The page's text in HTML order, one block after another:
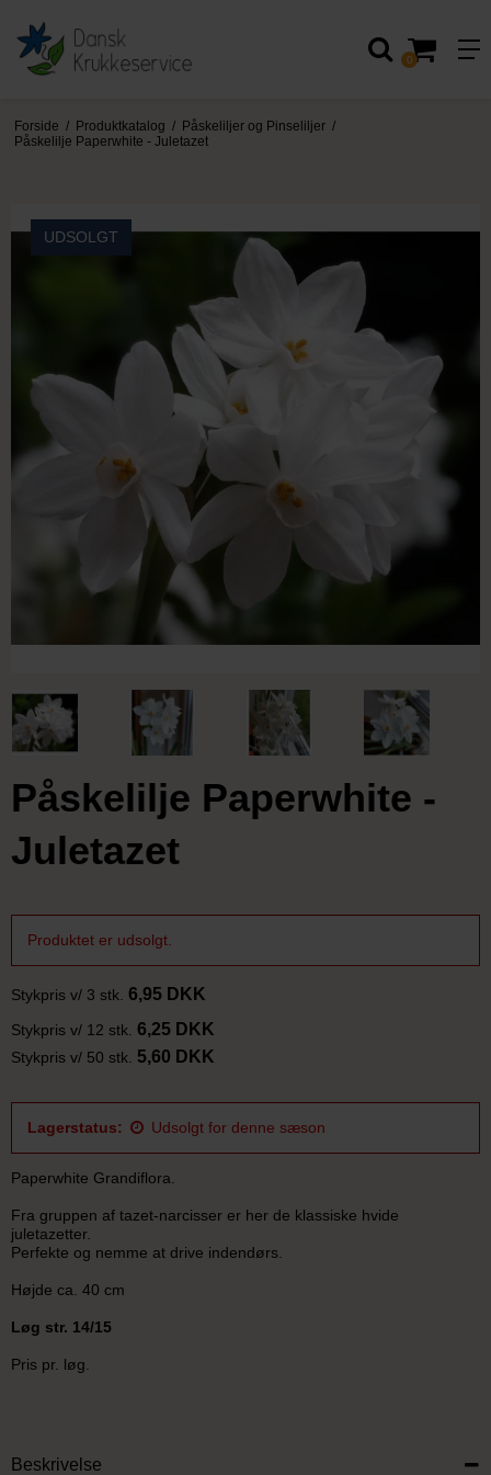
0
Forside / Produktkatalog / Påskeliljer og Pinseliljer /
Påskelilje Paperwhite - Juletazet
UDSOLGT
Påskelilje Paperwhite -
Juletazet
Produktet er udsolgt.
Stykpris v/ 3 stk. 6,95 DKK
Stykpris v/ 12 stk. 6,25 DKK
Stykpris v/ 50 stk. 5,60 DKK
Lagerstatus: Udsolgt for denne sæson
Paperwhite Grandiflora.
Fra gruppen af tazet-narcisser er her de klassiske hvide
juletazetter.
Perfekte og nemme at drive indendørs.
Højde ca. 40 cm
Løg str. 14/15
Pris pr. løg.
Beskrivelse